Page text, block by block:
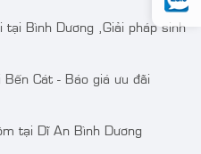
Bình Dương ,Giải pháp sinh
Cát - Báo giá ưu đãi
tại Dĩ An Bình Dương